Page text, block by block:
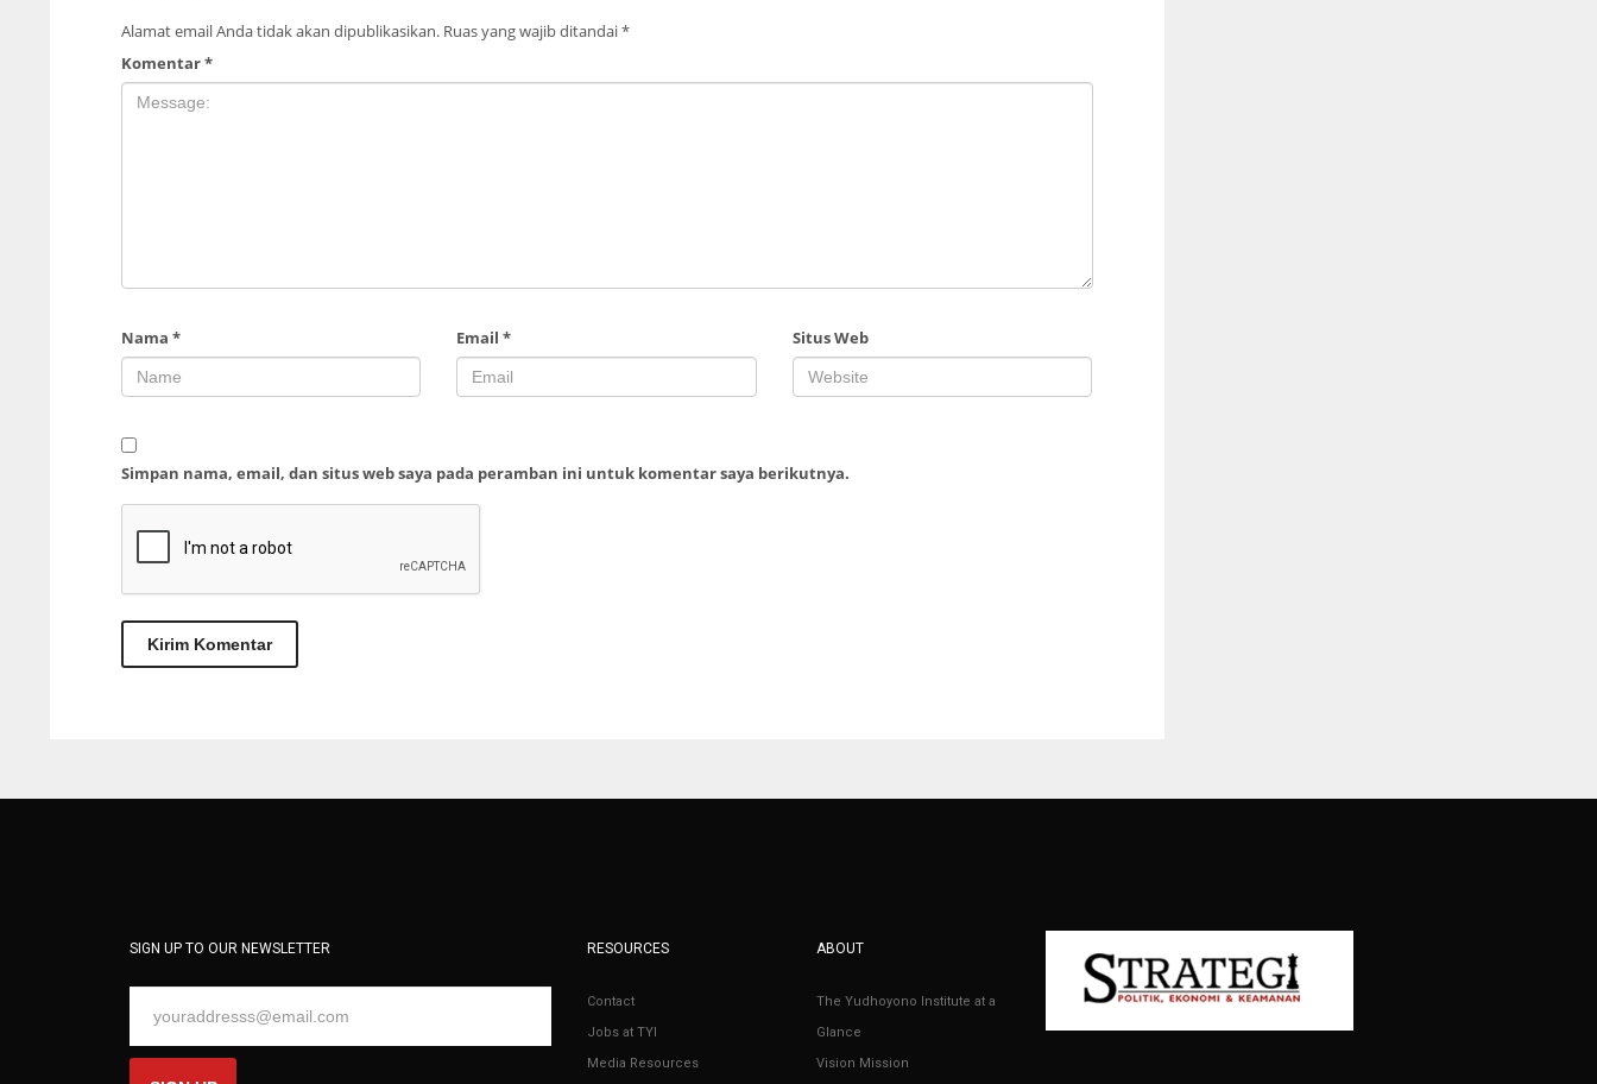
Alamat email Anda tidak akan dipublikasikan. Ruas yang wajib ditandai*
Komentar*
Nama * Email* Situs Web
Simpan nama, email, dan situs web saya pada peramban ini untuk komentar saya berikutnya.
SIGN UP TO OUR NEWSLETTER RESOURCES
Contact
Jobs at TYI
Media Resources
ABOUT
The Yudhoyono Institute at a
Glance
Vision Mission